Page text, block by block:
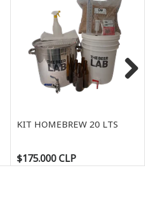
KIT HOMEBREW 20 LTS
$175.000 CLP